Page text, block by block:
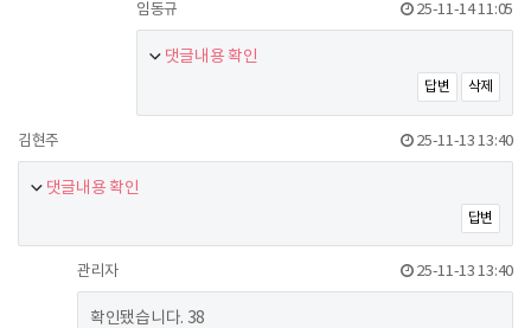
임동규 25-11-14 11:05
댓글내용 확인
답변 삭제
김현주 25-11-13 13:40
댓글내용 확인
답변
관리자 25-11-13 13:40
확인됐습니다. 38